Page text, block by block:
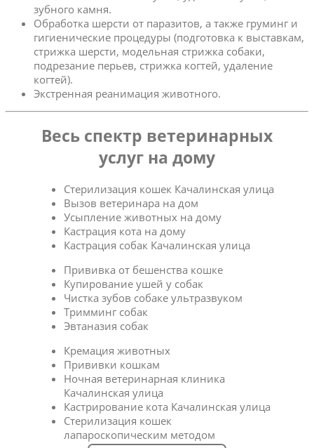
зубного камня.
Обработка шерсти от паразитов, а также груминг и
гигиенические процедуры (подготовка к выставкам,
стрижка шерсти, модельная стрижка собаки,
подрезание перьев, стрижка когтей, удаление
когтей).
Экстренная реанимация животного.
Весь спектр ветеринарных
услуг на дому
Стерилизация кошек Качалинская улица
Вызов ветеринара на дом
Усыпление животных на дому
Кастрация кота на дому
Кастрация собак Качалинская улица
Прививка от бешенства кошке
Купирование ушей у собак
Чистка зубов собаке ультразвуком
Тримминг собак
Эвтаназия собак
Кремация животных
Прививки кошкам
Ночная ветеринарная клиника
Качалинская улица
Кастрирование кота Качалинская улица
Стерилизация кошек
лапароскопическим методом